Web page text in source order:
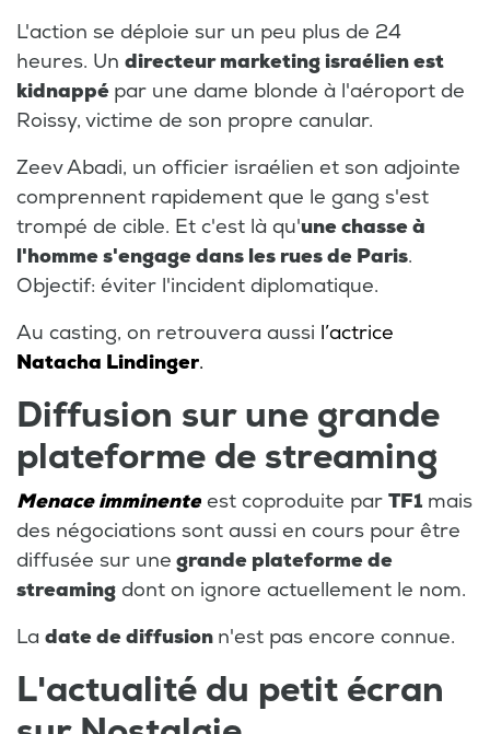
L'action se déploie sur un peu plus de 24
heures. Un directeur marketing israélien est
kidnappé par une dame blonde à l'aéroport de
Roissy, victime de son propre canular.
Zeev Abadi, un officier israélien et son adjointe
comprennent rapidement que le gang s'est
trompé de cible. Et c'est là qu'une chasse à
l'homme s'engage dans les rues de Paris.
Objectif: éviter l'incident diplomatique.
Au casting, on retrouvera aussi l’actrice
Natacha Lindinger.
Diffusion sur une grande
plateforme de streaming
Menace imminente est coproduite par TF1 mais
des négociations sont aussi en cours pour être
diffusée sur une grande plateforme de
streaming dont on ignore actuellement le nom.
La date de diffusion n'est pas encore connue.
L'actualité du petit écran